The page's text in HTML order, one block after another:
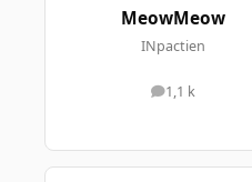
MeowMeow
INpactien
1,1 k
messages